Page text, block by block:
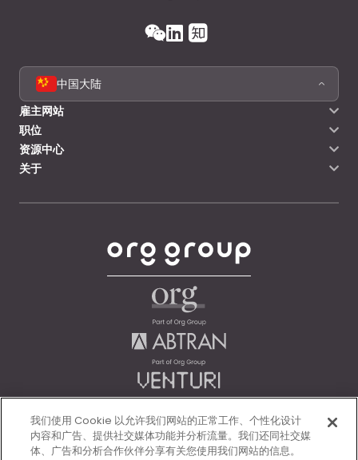
中国大陆
雇主网站
职位
资源中心
关于
我们使用 Cookie 以允许我们网站的正常工作、个性化设计
内容和广告、提供社交媒体功能并分析流量。我们还同社交媒
体、广告和分析合作伙伴分享有关您使用我们网站的信息。